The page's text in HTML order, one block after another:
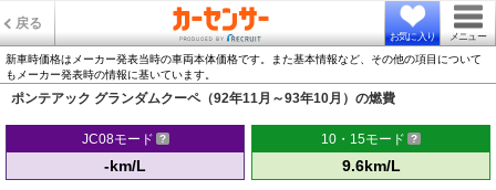
戻る
お気に入り メニュー
新車時価格はメーカー発表当時の車両本体価格です。また基本情報など、その他の項目について
もメーカー発表時の情報に基いています。
ポンテアック グランダムクーペ（92年11月～93年10月）の燃費
JC08モード
-km/L
10・15モード
9.6km/L